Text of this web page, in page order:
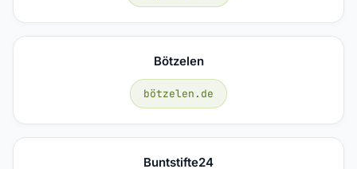
Bötzelen
bötzelen.de
Buntstifte24